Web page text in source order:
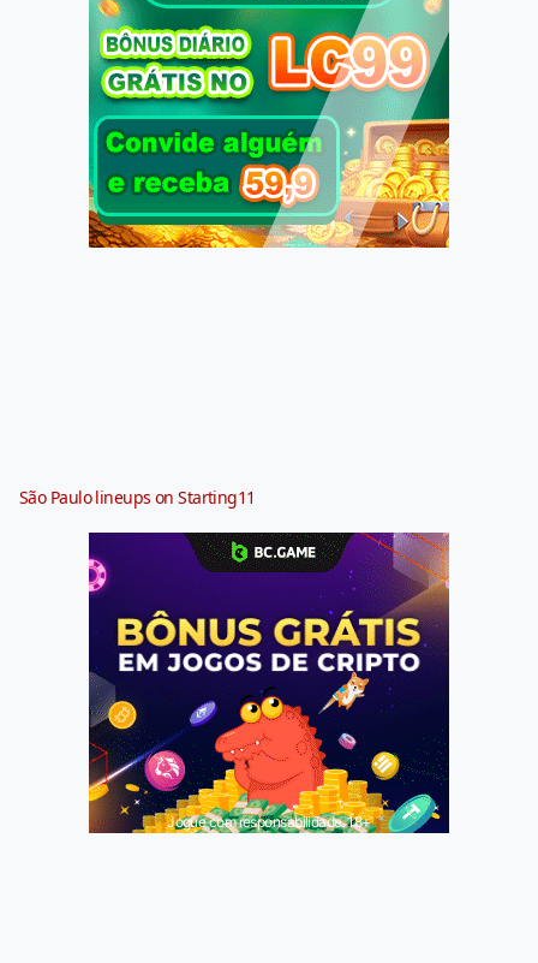
São Paulo lineups on Starting11
Jogue com responsabilidade. 18+